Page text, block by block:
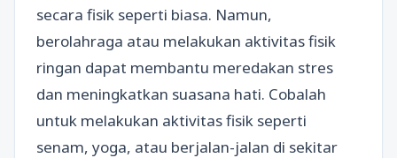
secara fisik seperti biasa. Namun,
berolahraga atau melakukan aktivitas fisik
ringan dapat membantu meredakan stres
dan meningkatkan suasana hati. Cobalah
untuk melakukan aktivitas fisik seperti
senam, yoga, atau berjalan-jalan di sekitar